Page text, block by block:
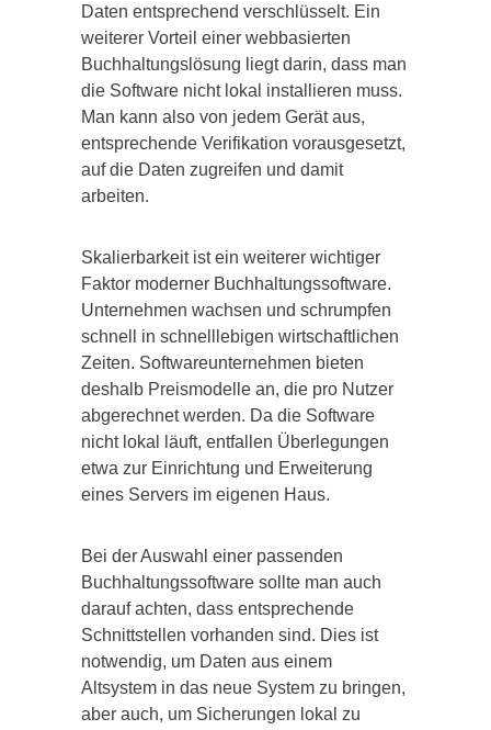
Daten entsprechend verschlüsselt. Ein
weiterer Vorteil einer webbasierten
Buchhaltungslösung liegt darin, dass man
die Software nicht lokal installieren muss.
Man kann also von jedem Gerät aus,
entsprechende Verifikation vorausgesetzt,
auf die Daten zugreifen und damit
arbeiten.
Skalierbarkeit ist ein weiterer wichtiger
Faktor moderner Buchhaltungssoftware.
Unternehmen wachsen und schrumpfen
schnell in schnelllebigen wirtschaftlichen
Zeiten. Softwareunternehmen bieten
deshalb Preismodelle an, die pro Nutzer
abgerechnet werden. Da die Software
nicht lokal läuft, entfallen Überlegungen
etwa zur Einrichtung und Erweiterung
eines Servers im eigenen Haus.
Bei der Auswahl einer passenden
Buchhaltungssoftware sollte man auch
darauf achten, dass entsprechende
Schnittstellen vorhanden sind. Dies ist
notwendig, um Daten aus einem
Altsystem in das neue System zu bringen,
aber auch, um Sicherungen lokal zu